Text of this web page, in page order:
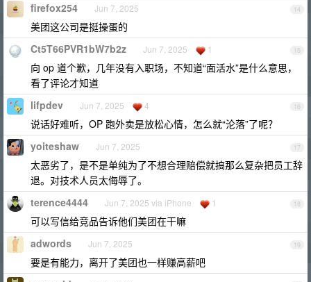
14
firefox254 Jun 7, 2025
美团这公司是挺操蛋的
15
Ct5T66PVR1bW7b2z Jun 7, 2025 1
向 op 道个歉，几年没有入职场，不知道“面活水”是什么意思，
看了评论才知道
16
lifpdev Jun 7, 2025 4
说话好难听，OP 跑外卖是放松心情，怎么就“沦落”了呢？
17
yoiteshaw Jun 7, 2025
太恶劣了，是不是单纯为了不想合理赔偿就搞那么复杂把员工辞
退。对技术人员太侮辱了。
18
terence4444 Jun 7, 2025 via iPhone 1
可以写信给竞品告诉他们美团在干嘛
19
adwords Jun 7, 2025
要是有能力，离开了美团也一样赚高薪吧